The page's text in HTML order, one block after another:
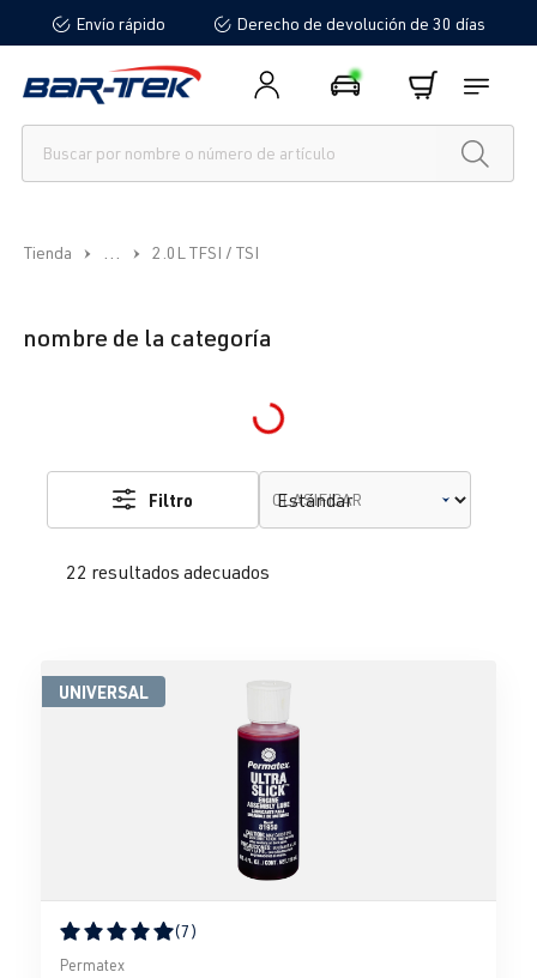
principalEnvío rápido Derecho de devolución de 30 días
Tienda ... 2.0L TFSI / TSI
nombre de la categoría
Loading...
22 resultados adecuados
Filtro CLASIFICAR
UNIVERSAL
Calificación promedio de 5 de 5 estrellas
(7)
Permatex